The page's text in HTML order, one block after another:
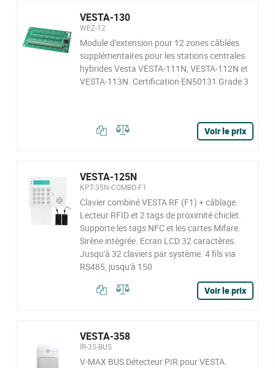
VESTA-130
WEZ-12
Module d'extension pour 12 zones câblées
supplémentaires pour les stations centrales
hybrides Vesta VESTA-111N, VESTA-112N et
VESTA-113N. Certification EN50131 Grade 3
Voir le prix
VESTA-125N
KPT-35N-COMBO-F1
Clavier combiné VESTA RF (F1) + câblage.
Lecteur RFID et 2 tags de proximité chiclet.
Supporte les tags NFC et les cartes Mifare.
Sirène intégrée. Ecran LCD 32 caractères.
Jusqu'à 32 claviers par système. 4 fils via
RS485, jusqu'à 150
Voir le prix
VESTA-358
IR-35-BUS
V-MAX BUS Détecteur PIR pour VESTA.